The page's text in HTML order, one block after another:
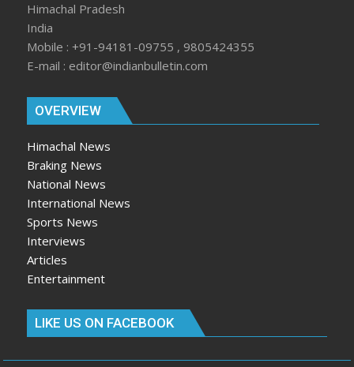
Himachal Pradesh
India
Mobile : +91-94181-09755 , 9805424355
E-mail : editor@indianbulletin.com
OVERVIEW
Himachal News
Braking News
National News
International News
Sports News
Interviews
Articles
Entertainment
LIKE US ON FACEBOOK